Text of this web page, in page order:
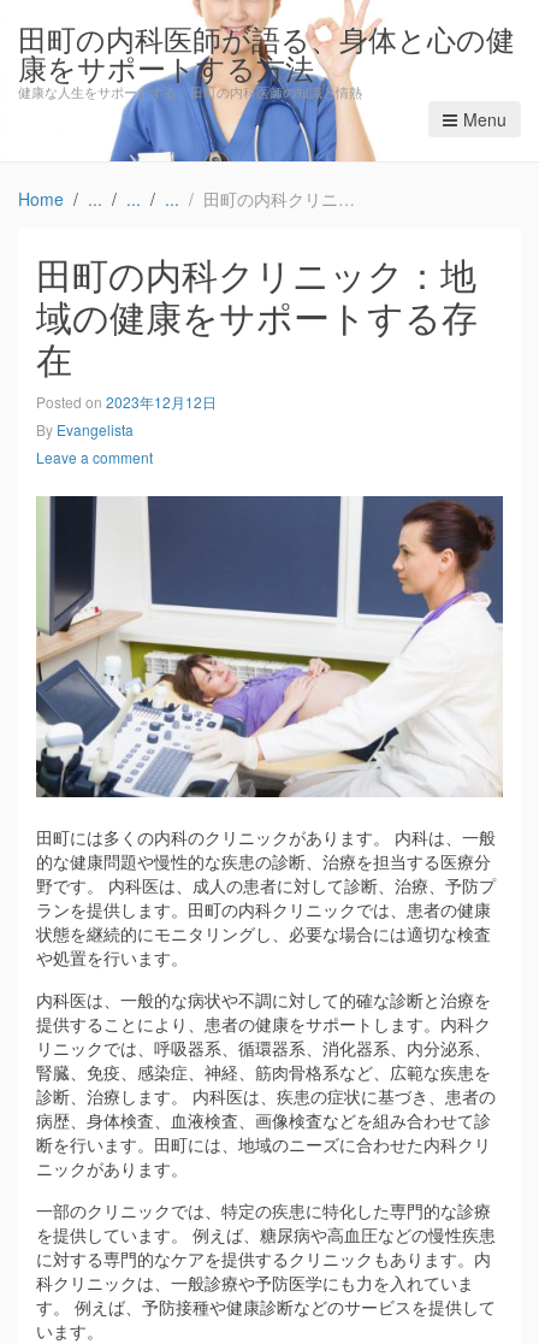
田町の内科医師が語る、身体と心の健
康をサポートする方法
健康な人生をサポートする、田町の内科医師の知識と情熱
Menu
Home 田町の内科クリニック：地域の健康をサポートする存在
田町の内科クリニック：地
域の健康をサポートする存
在
Posted on 2023年12月12日
By Evangelista
Leave a comment
田町には多くの内科のクリニックがあります。
内科は、一般
的な健康問題や慢性的な疾患の診断、治療を担当する医療分
野です。 内科医は、成人の患者に対して診断、治療、予防プ
ランを提供します。田町の内科クリニックでは、患者の健康
状態を継続的にモニタリングし、必要な場合には適切な検査
や処置を行います。
内科医は、一般的な病状や不調に対して的確な診断と治療を
提供することにより、患者の健康をサポートします。内科ク
リニックでは、呼吸器系、循環器系、消化器系、内分泌系、
腎臓、免疫、感染症、神経、筋肉骨格系など、広範な疾患を
診断、治療します。 内科医は、疾患の症状に基づき、患者の
病歴、身体検査、血液検査、画像検査などを組み合わせて診
断を行います。田町には、地域のニーズに合わせた内科クリ
ニックがあります。
一部のクリニックでは、特定の疾患に特化した専門的な診療
を提供しています。 例えば、糖尿病や高血圧などの慢性疾患
に対する専門的なケアを提供するクリニックもあります。内
科クリニックは、一般診療や予防医学にも力を入れていま
す。 例えば、予防接種や健康診断などのサービスを提供して
います。